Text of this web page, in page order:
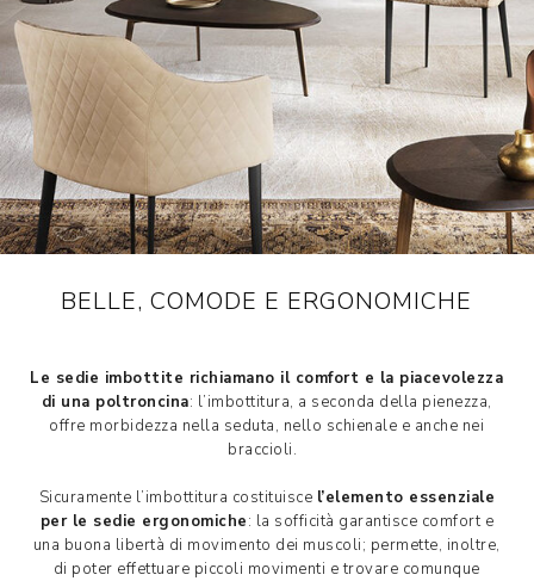
BELLE, COMODE E ERGONOMICHE
Le sedie imbottite richiamano il comfort e la piacevolezza
di una poltroncina: l’imbottitura, a seconda della pienezza,
offre morbidezza nella seduta, nello schienale e anche nei
braccioli.
Sicuramente l’imbottitura costituisce l’elemento essenziale
per le sedie ergonomiche: la sofficità garantisce comfort e
una buona libertà di movimento dei muscoli; permette, inoltre,
di poter effettuare piccoli movimenti e trovare comunque